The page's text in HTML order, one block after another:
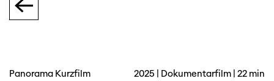
Panorama Kurzfilm 2025 | Dokumentarfilm | 22 min